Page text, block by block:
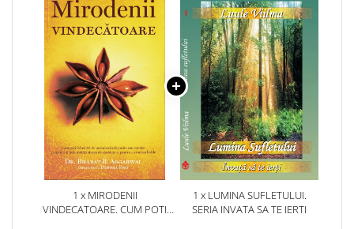
1 x MIRODENII
VINDECATOARE. CUM POTI
1 x LUMINA SUFLETULUI.
SERIA INVATA SA TE IERTI